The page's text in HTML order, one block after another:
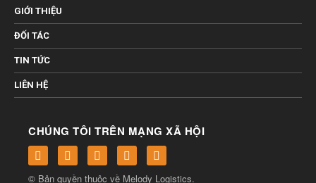
GIỚI THIỆU
ĐỐI TÁC
TIN TỨC
LIÊN HỆ
CHÚNG TÔI TRÊN MẠNG XÃ HỘI
© Bản quyền thuộc về Melody Logistics.